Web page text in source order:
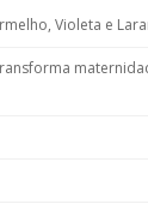
Violeta e